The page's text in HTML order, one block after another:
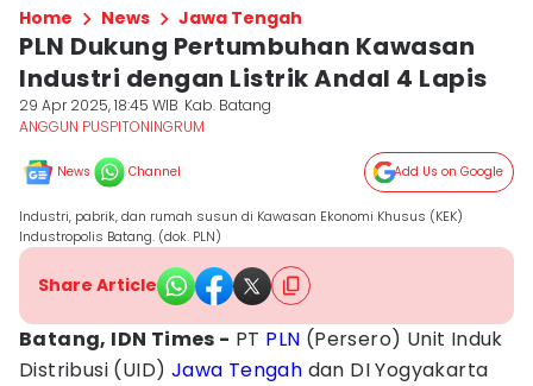
Home News Jawa Tengah
PLN Dukung Pertumbuhan Kawasan
Industri dengan Listrik Andal 4 Lapis
29 Apr 2025, 18:45 WIB Kab. Batang
ANGGUN PUSPITONINGRUM
News Channel Add Us on Google
Industri, pabrik, dan rumah susun di Kawasan Ekonomi Khusus (KEK)
Industropolis Batang. (dok. PLN)
Share Article
Batang, IDN Times - PT PLN (Persero) Unit Induk
Distribusi (UID) Jawa Tengah dan DI Yogyakarta